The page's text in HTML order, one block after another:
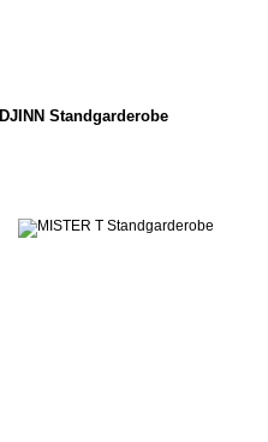
DJINN Standgarderobe